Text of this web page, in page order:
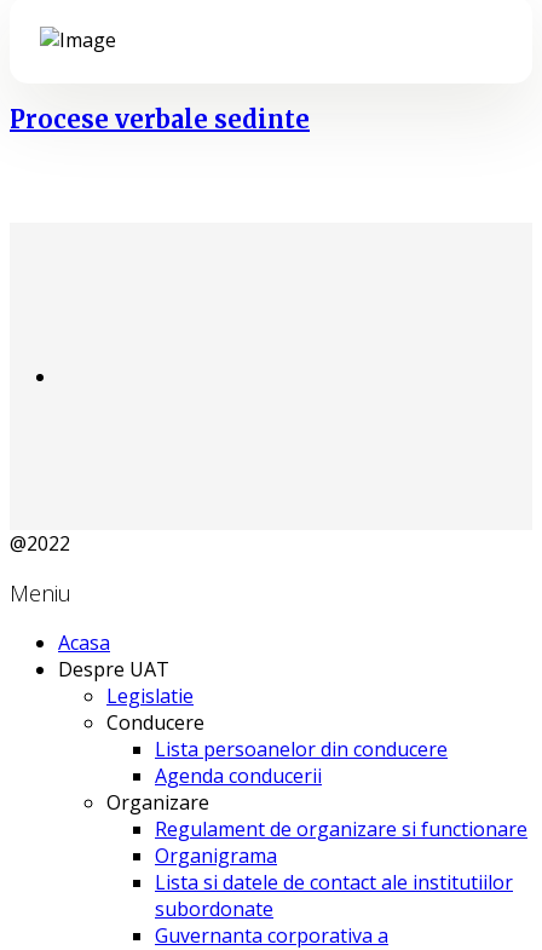
Procese verbale sedinte
@2022
Meniu
Acasa
Despre UAT
Legislatie
Conducere
Lista persoanelor din conducere
Agenda conducerii
Organizare
Regulament de organizare si functionare
Organigrama
Lista si datele de contact ale institutiilor
subordonate
Guvernanta corporativa a